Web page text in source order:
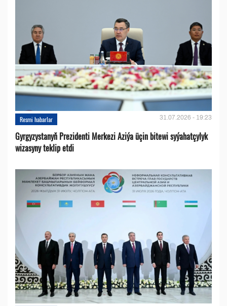
Resmi habarlar 31.07.2026 - 19:23
Gyrgyzystanyň Prezidenti Merkezi Aziýa üçin bitewi syýahatçylyk
wizasyny teklip etdi